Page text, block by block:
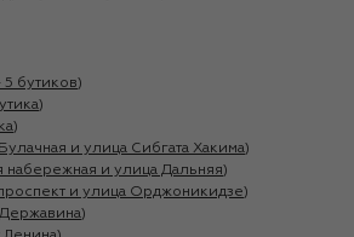
5 бутиков)
и улица Сибгата Хакима)
набережная и улица Дальняя)
и улица Орджоникидзе)